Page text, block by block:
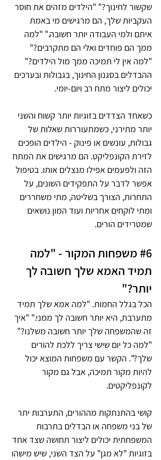
שקשור לחינוך?" "הילדים מזהים את חוסר
העקביות שלך, הם מרגישים מי באמת
איתם ולמי העבודה יותר חשובה." "למה
ממך הם פוחדים ואלי הם מתקרבים?"
"למה אין לי תמיכה ממך מול הילדים?"
ההבדלים בסגנון החינוך, בגבולות ובערכים
יכולים ליצור מתח רב ויום-יומי.
כשאחד הצדדים בזוגיות יותר קשוח והשני
יותר מתירני, כשמתעוררות שאלות של
גבולות, עונשים או פינוק - הילדים הופכים
לזירת הקונפליקט. הם מרגישים את המתח
הזה ולפעמים אפילו מנצלים אותו. בטיפול
אפשר לדבר על התפקידים השונים, על
התחרות, הצורך בשליטה, מתי משחררים
ומתי לוקחים אחריות ועוד המון נושאים
שמטרידים הורים.
#6 משפחות המקור - "למה
תמיד האמא שלך חשובה לך
יותר?"
הכל בגלל החמות. "למה אמא שלך תמיד
מתערבת, היא יותר חשובה לך ממני." "איך
זה שהמשפחה שלך יותר חשובה משלנו?"
"למה כל יום שישי צריך ללכת להורים
שלך?". הקשר עם משפחות המוצא יכול
להיות מקור תמיכה, אבל גם מקור
לקונפליקטים.
קושי בהתנתקות מההורים, התערבות יתר
של בני משפחה או הבדלים בתרבות
המשפחתית יכולים ליצור תחושה שצד אחד
בזוגיות "לא מגן" על הצד השני, שיש מישהו